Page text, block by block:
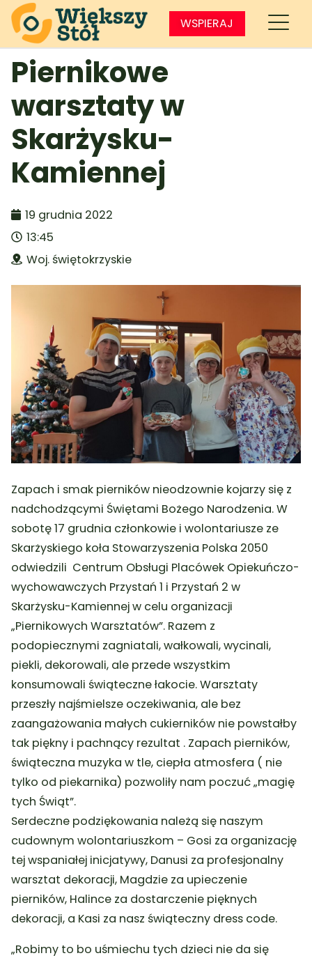
WSPIERAJ
Piernikowe
warsztaty w
Skarżysku-
Kamiennej
19 grudnia 2022
13:45
Woj. świętokrzyskie
Zapach i smak pierników nieodzownie kojarzy się z
nadchodzącymi Świętami Bożego Narodzenia. W
sobotę 17 grudnia członkowie i wolontariusze ze
Skarżyskiego koła Stowarzyszenia Polska 2050
odwiedzili Centrum Obsługi Placówek Opiekuńczo-
wychowawczych Przystań 1 i Przystań 2 w
Skarżysku-Kamiennej w celu organizacji
„Piernikowych Warsztatów”. Razem z
podopiecznymi zagniatali, wałkowali, wycinali,
piekli, dekorowali, ale przede wszystkim
konsumowali świąteczne łakocie. Warsztaty
przeszły najśmielsze oczekiwania, ale bez
zaangażowania małych cukierników nie powstałby
tak piękny i pachnący rezultat . Zapach pierników,
świąteczna muzyka w tle, ciepła atmosfera ( nie
tylko od piekarnika) pozwoliły nam poczuć „magię
tych Świąt”.
Serdeczne podziękowania należą się naszym
cudownym wolontariuszkom – Gosi za organizację
tej wspaniałej inicjatywy, Danusi za profesjonalny
warsztat dekoracji, Magdzie za upieczenie
pierników, Halince za dostarczenie pięknych
dekoracji, a Kasi za nasz świąteczny dress code.
„Robimy to bo uśmiechu tych dzieci nie da się